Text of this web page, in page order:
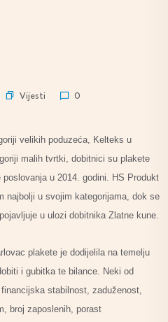
Vijesti 0
velikih poduzeća, Kelteks u
malih tvrtki, dobitnici su plakete
u 2014. godini. HS Produkt
najbolji u svojim kategorijama, dok se
u ulozi dobitnika Zlatne kune.
plakete je dodijelila na temelju
i gubitka te bilance. Neki od
stabilnost, zaduženost,
broj zaposlenih, porast